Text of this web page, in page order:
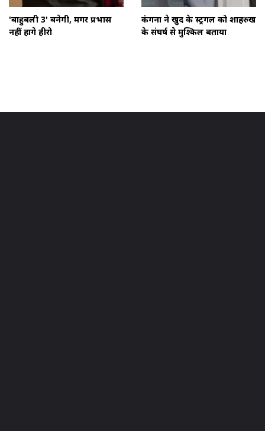
'बाहुबली 3' बनेगी, मगर प्रभास
नहीं होंगे हीरो
कंगना ने खुद के स्ट्रगल को शाहरुख
के संघर्ष से मुश्किल बताया